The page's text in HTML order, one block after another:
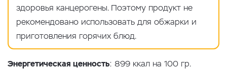
здоровья канцерогены. Поэтому продукт не
рекомендовано использовать для обжарки и
приготовления горячих блюд.
Энергетическая ценность: 899 ккал на 100 гр.